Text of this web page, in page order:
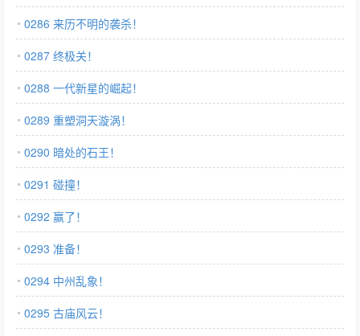
0286 来历不明的袭杀！
0287 终极关！
0288 一代新星的崛起！
0289 重塑洞天漩涡！
0290 暗处的石王！
0291 碰撞！
0292 赢了！
0293 准备！
0294 中州乱象！
0295 古庙风云！